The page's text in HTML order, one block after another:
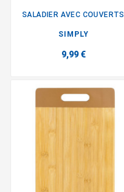
SALADIER AVEC COUVERTS
SIMPLY
9,99 €